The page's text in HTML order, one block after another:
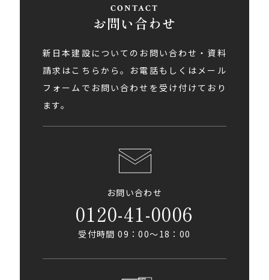
お問い合わせ
新日本建設についてのお問い合わせ・資料
請求はこちらから。お電話もしくはメール
フォームでお問い合わせを受け付けており
ます。
お問い合わせ
0120-41-0006
受付時間 09：00〜18：00